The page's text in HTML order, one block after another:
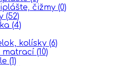
čižmy (0)
(52)
(4)
kolísky (6)
matrací (10)
(1)